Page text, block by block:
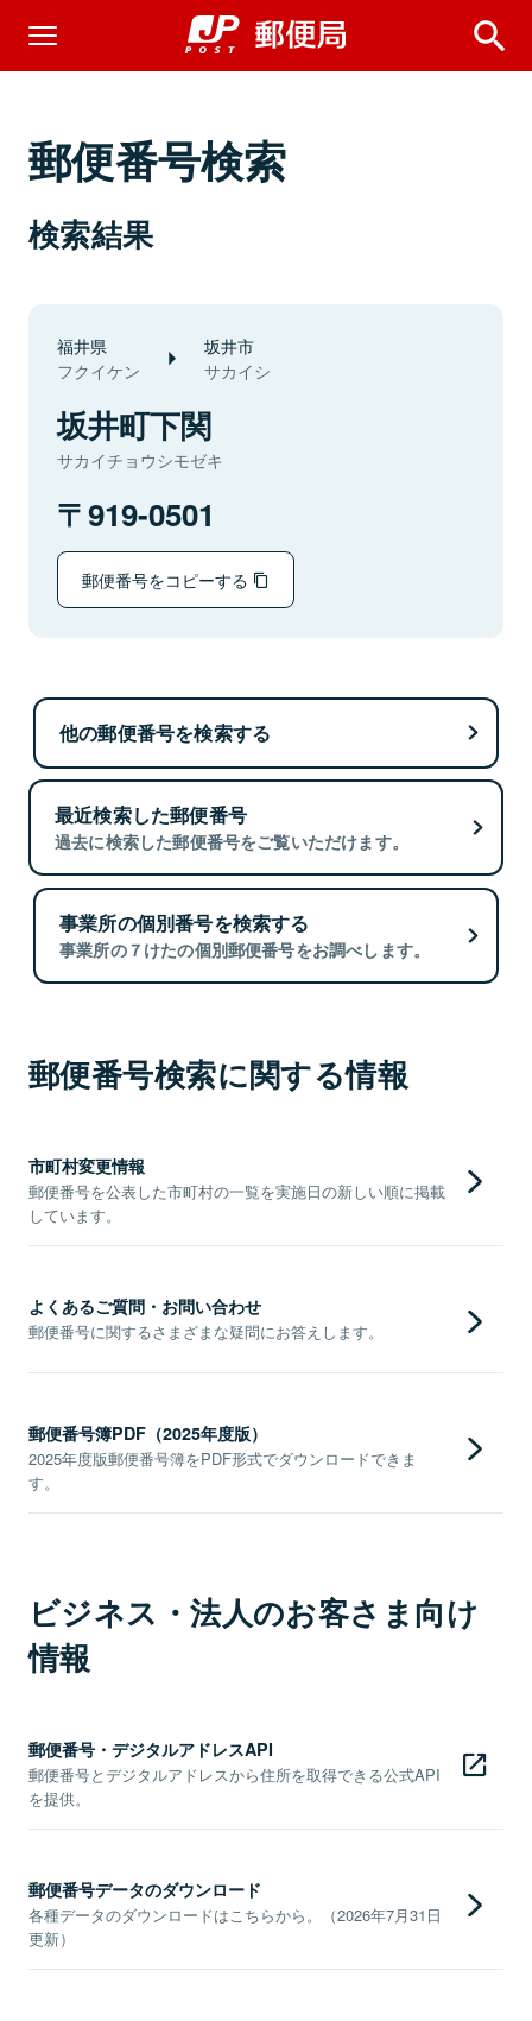
郵便番号検索
検索結果
福井県
フクイケン
坂井市
サカイシ
坂井町下関
サカイチョウシモゼキ
919-0501
郵便番号をコピーする
他の郵便番号を検索する
最近検索した郵便番号
過去に検索した郵便番号をご覧いただけます。
事業所の個別番号を検索する
事業所の７けたの個別郵便番号をお調べします。
郵便番号検索に関する情報
市町村変更情報
郵便番号を公表した市町村の一覧を実施日の新しい順に掲載
しています。
よくあるご質問・お問い合わせ
郵便番号に関するさまざまな疑問にお答えします。
郵便番号簿PDF（2025年度版）
2025年度版郵便番号簿をPDF形式でダウンロードできま
す。
ビジネス・法人のお客さま向け
情報
郵便番号・デジタルアドレスAPI
郵便番号とデジタルアドレスから住所を取得できる公式API
を提供。
郵便番号データのダウンロード
各種データのダウンロードはこちらから。（2026年7月31日
更新）